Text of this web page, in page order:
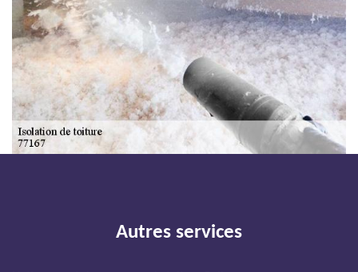
Autres services